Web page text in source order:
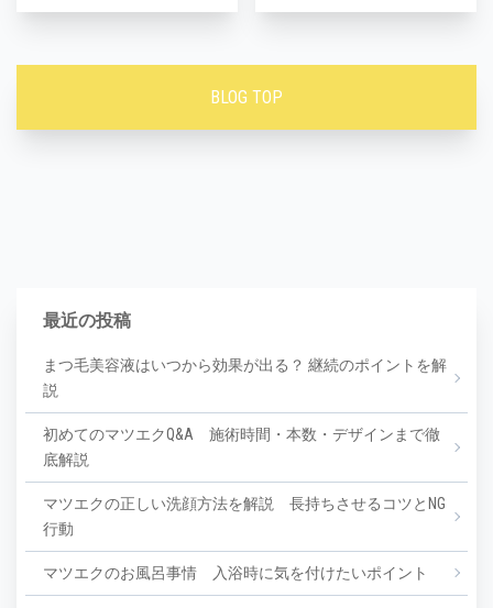
BLOG TOP
最近の投稿
まつ毛美容液はいつから効果が出る？ 継続のポイントを解
説
初めてのマツエクQ&A 施術時間・本数・デザインまで徹
底解説
マツエクの正しい洗顔方法を解説 長持ちさせるコツとNG
行動
マツエクのお風呂事情 入浴時に気を付けたいポイント